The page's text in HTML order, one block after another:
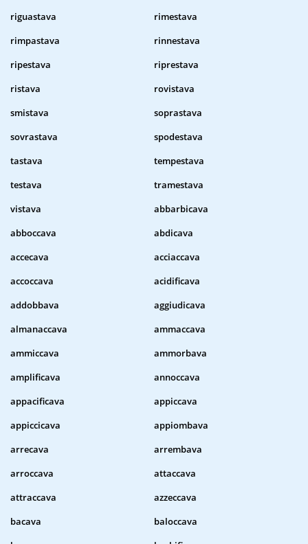
riguastava
rimestava
rimpastava
rinnestava
ripestava
riprestava
ristava
rovistava
smistava
soprastava
sovrastava
spodestava
tastava
tempestava
testava
tramestava
vistava
abbarbicava
abboccava
abdicava
accecava
acciaccava
accoccava
acidificava
addobbava
aggiudicava
almanaccava
ammaccava
ammiccava
ammorbava
amplificava
annoccava
appacificava
appiccava
appiccicava
appiombava
arrecava
arrembava
arroccava
attaccava
attraccava
azzeccava
bacava
baloccava